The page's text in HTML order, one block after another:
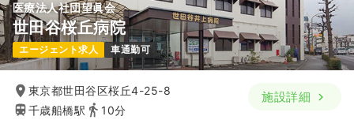
外来 正・准看護師 一般＋療養
日勤のみ（常勤） 一時募集休止
給与 お問い合わせください
時間 8:30～17:00（休憩60分）
医療法人社団望眞会
世田谷桜丘病院
エージェント求人 車通勤可
東京都世田谷区桜丘4-25-8
千歳船橋駅
10分
施設詳細